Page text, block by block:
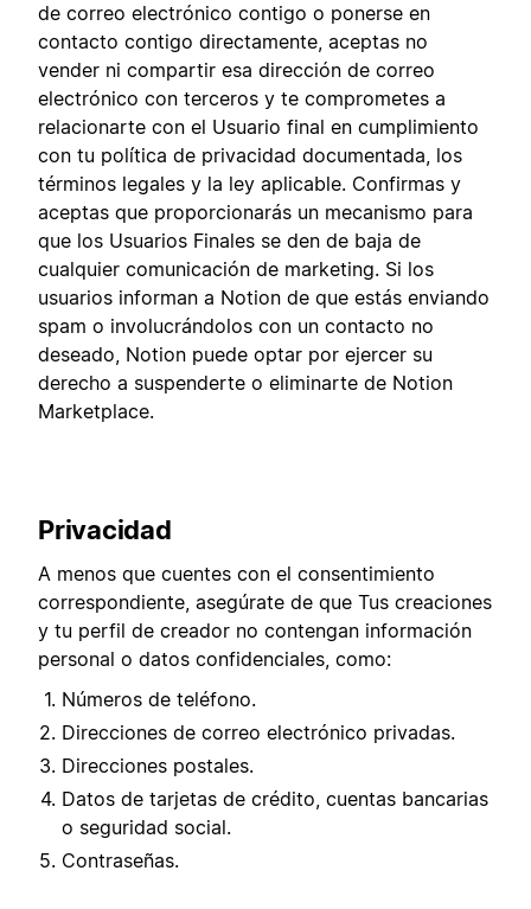
de correo electrónico contigo o ponerse en
contacto contigo directamente, aceptas no
vender ni compartir esa dirección de correo
electrónico con terceros y te comprometes a
relacionarte con el Usuario final en cumplimiento
con tu política de privacidad documentada, los
términos legales y la ley aplicable. Confirmas y
aceptas que proporcionarás un mecanismo para
que los Usuarios Finales se den de baja de
cualquier comunicación de marketing. Si los
usuarios informan a Notion de que estás enviando
spam o involucrándolos con un contacto no
deseado, Notion puede optar por ejercer su
derecho a suspenderte o eliminarte de Notion
Marketplace.
Privacidad
A menos que cuentes con el consentimiento
correspondiente, asegúrate de que Tus creaciones
y tu perfil de creador no contengan información
personal o datos confidenciales, como:
Números de teléfono.
Direcciones de correo electrónico privadas.
Direcciones postales.
Datos de tarjetas de crédito, cuentas bancarias
o seguridad social.
Contraseñas.